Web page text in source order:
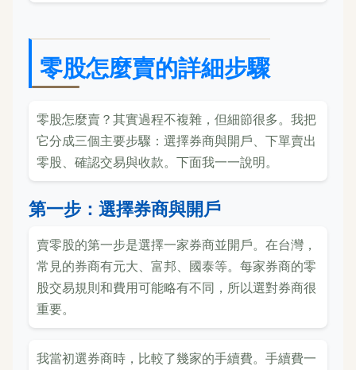
零股怎麼賣的詳細步驟
零股怎麼賣？其實過程不複雜，但細節很多。我把
它分成三個主要步驟：選擇券商與開戶、下單賣出
零股、確認交易與收款。下面我一一說明。
第一步：選擇券商與開戶
賣零股的第一步是選擇一家券商並開戶。在台灣，
常見的券商有元大、富邦、國泰等。每家券商的零
股交易規則和費用可能略有不同，所以選對券商很
重要。
我當初選券商時，比較了幾家的手續費。手續費一